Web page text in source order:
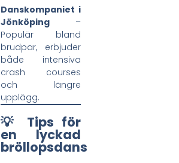
Danskompaniet i
Jönköping –
Populär bland
brudpar, erbjuder
både intensiva
crash courses
och längre
upplägg.
💡 Tips för
en lyckad
bröllopsdans